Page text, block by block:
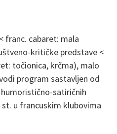
franc. cabaret: mala
kritičke predstave <
točionica, krčma), malo
program sastavljen od
satiričnih
st. u francuskim klubovima